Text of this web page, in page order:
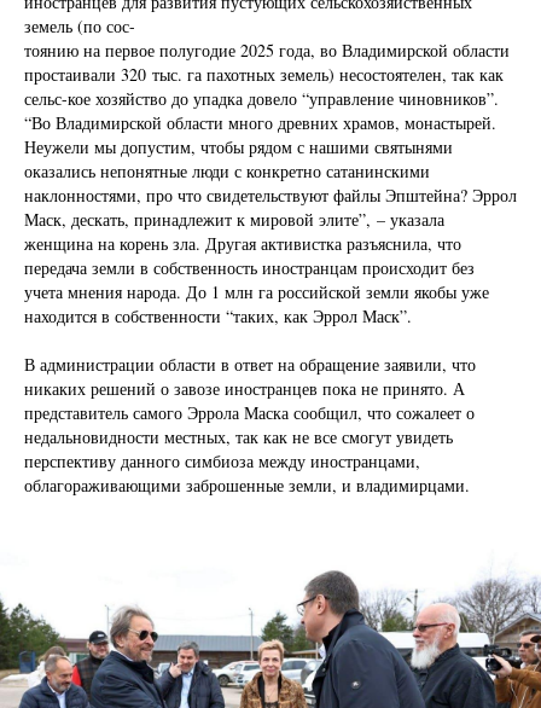
земель (по сос-
тоянию на первое полугодие 2025 года, во Владимирской области
простаивали 320 тыс. га пахотных земель) несостоятелен, так как
сельс-кое хозяйство до упадка довело “управление чиновников”.
“Во Владимирской области много древних храмов, монастырей.
Неужели мы допустим, чтобы рядом с нашими святынями
оказались непонятные люди с конкретно сатанинскими
наклонностями, про что свидетельствуют файлы Эпштейна? Эррол
Маск, дескать, принадлежит к мировой элите”, – указала
женщина на корень зла. Другая активистка разъяснила, что
передача земли в собственность иностранцам происходит без
учета мнения народа. До 1 млн га российской земли якобы уже
находится в собственности “таких, как Эррол Маск”.
В администрации области в ответ на обращение заявили, что
никаких решений о завозе иностранцев пока не принято. А
представитель самого Эррола Маска сообщил, что сожалеет о
недальновидности местных, так как не все смогут увидеть
перспективу данного симбиоза между иностранцами,
облагораживающими заброшенные земли, и владимирцами.